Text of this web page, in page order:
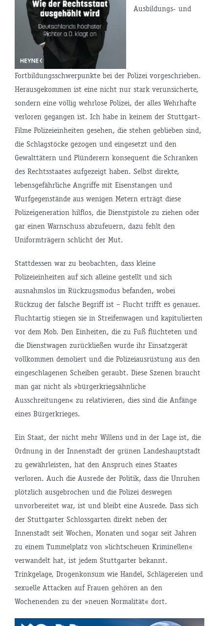
Ausbildungs- und
Fortbildungsschwerpunkte bei der Polizei vorgeschrieben.
Herausgekommen ist eine nicht nur stark verunsicherte,
sondern eine völlig wehrlose Polizei, der alles Wehrhafte
verloren gegangen ist. Ich habe in keinem der Stuttgart-
Filme Polizeieinheiten gesehen, die stehen geblieben sind,
die Schlagstöcke gezogen und eingesetzt und den
Gewalttätern und Plünderern konsequent die Schranken
des Rechtsstaates aufgezeigt haben. Selbst direkte,
lebensgefährliche Angriffe mit Eisenstangen und
Wurfgegenstände aus wenigen Metern erträgt diese
Polizeigeneration hilflos, die Dienstpistole zu ziehen oder
gar einen Warnschuss abzufeuern, dazu fehlt den
Uniformträgern schlicht der Mut.
Stattdessen war zu beobachten, dass kleine
Polizeieinheiten auf sich alleine gestellt und sich
ausnahmslos im Rückzugsmodus befanden, wobei
Rückzug der falsche Begriff ist – Flucht trifft es genauer.
Fluchtartig stiegen sie in Streifenwagen und kapitulierten
vor dem Mob. Den Einheiten, die zu Fuß flüchteten und
die Dienstwagen zurückließen wurde ihr Einsatzgerät
vollkommen demoliert und die Polizeiausrüstung aus den
eingeschlagenen Scheiben geraubt. Diese Szenen braucht
man gar nicht als »bürgerkriegsähnliche
Ausschreitungen« zu relativieren, dies sind die Anfänge
eines Bürgerkrieges.
Ein Staat, der nicht mehr Willens und in der Lage ist, die
Ordnung in der Innenstadt der grünen Landeshauptstadt
zu gewährleisten, hat den Anspruch eines Staates
verloren. Auch die Ausrede der Politik, dass die Unruhen
plötzlich ausgebrochen und die Polizei deswegen
unvorbereitet war, ist und bleibt eine Ausrede. Dass sich
der Stuttgarter Schlossgarten direkt neben der
Innenstadt seit Wochen, Monaten und sogar seit Jahren
zu einem Tummelplatz von »lichtscheuen Kriminellen«
verwandelt hat, ist jedem Stuttgarter bekannt.
Trinkgelage, Drogenkonsum wie Handel, Schlägereien und
sexuelle Attacken auf Frauen gehören an den
Wochenenden zu der »neuen Normalität« dort.